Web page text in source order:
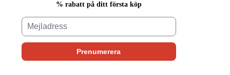
% rabatt på ditt första köp